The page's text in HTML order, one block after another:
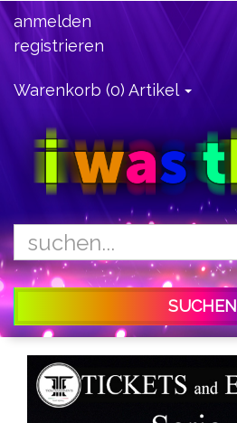
anmelden
registrieren
Warenkorb (0) Artikel
SUCHEN